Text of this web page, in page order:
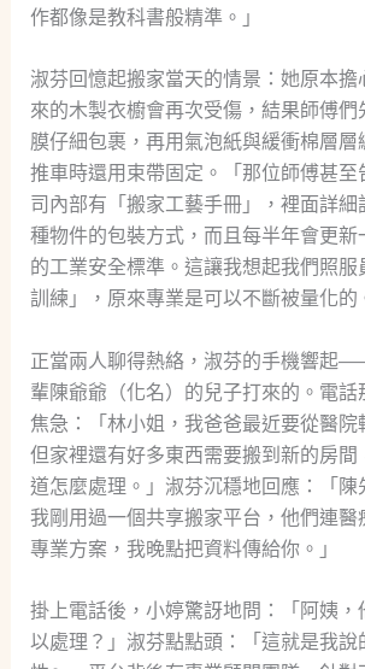
作都像是教科書般精準。」
淑芬回憶起搬家當天的情景：她原本擔
來的木製衣櫥會再次受傷，結果師傅們
膜仔細包裹，再用氣泡紙與緩衝棉層層
推車時還用束帶固定。「那位師傅甚至
司內部有「搬家工藝手冊」，裡面詳細
種物件的包裝方式，而且每半年會更新
的工業安全標準。這讓我想起我們照服
訓練」，原來專業是可以不斷被量化的
正當兩人聊得熱絡，淑芬的手機響起
輩陳爺爺（化名）的兒子打來的。電話
焦急：「林小姐，我爸爸最近要從醫院
但家裡還有好多東西需要搬到新的房間
道怎麼處理。」淑芬沉穩地回應：「陳
我剛用過一個共享搬家平台，他們連醫
專業方案，我晚點把資料傳給你。」
掛上電話後，小婷驚訝地問：「阿姨，
以處理？」淑芬點點頭：「這就是我說